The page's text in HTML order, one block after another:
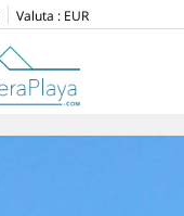
Valuta : EUR